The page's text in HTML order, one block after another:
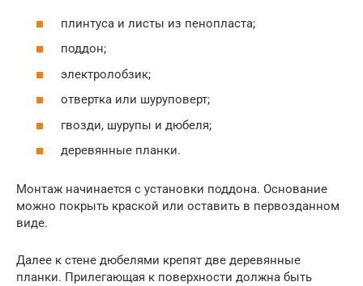
плинтуса и листы из пенопласта;
поддон;
электролобзик;
отвертка или шуруповерт;
гвозди, шурупы и дюбеля;
деревянные планки.
Монтаж начинается с установки поддона. Основание
можно покрыть краской или оставить в первозданном
виде.
Далее к стене дюбелями крепят две деревянные
планки. Прилегающая к поверхности должна быть